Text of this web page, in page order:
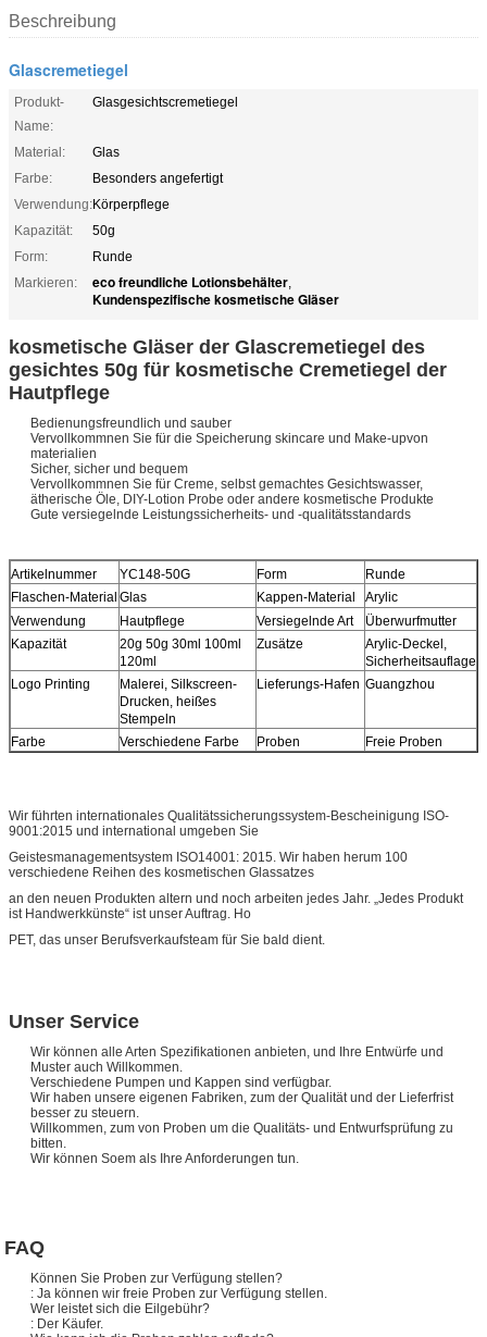
Beschreibung
Glascremetiegel
Produkt-
Name:
Glasgesichtscremetiegel
Material:
Glas
Farbe:
Besonders angefertigt
Verwendung:Körperpflege
Kapazität:
50g
Form:
Runde
Markieren:
eco freundliche Lotionsbehälter,
Kundenspezifische kosmetische Gläser
kosmetische Gläser der Glascremetiegel des
gesichtes 50g für kosmetische Cremetiegel der
Hautpflege
Bedienungsfreundlich und sauber
Vervollkommnen Sie für die Speicherung skincare und Make-upvon
materialien
Sicher, sicher und bequem
Vervollkommnen Sie für Creme, selbst gemachtes Gesichtswasser,
ätherische Öle, DIY-Lotion Probe oder andere kosmetische Produkte
Gute versiegelnde Leistungssicherheits- und -qualitätsstandards
Artikelnummer YC148-50G Form
Runde
Flaschen-Material Glas Kappen-Material
Arylic
Verwendung
Hautpflege Versiegelnde Art
Überwurfmutter
Kapazität
20g 50g 30ml 100ml
120ml
Zusätze
Arylic-Deckel,
Sicherheitsauflage
Logo Printing
Malerei, Silkscreen-
Drucken, heißes
Stempeln
Lieferungs-Hafen Guangzhou
Farbe Verschiedene Farbe Proben Freie Proben
Wir führten internationales Qualitätssicherungssystem-Bescheinigung ISO-
9001:2015 und international umgeben Sie
Geistesmanagementsystem ISO14001: 2015. Wir haben herum 100
verschiedene Reihen des kosmetischen Glassatzes
an den neuen Produkten altern und noch arbeiten jedes Jahr. „Jedes Produkt
ist Handwerkkünste“ ist unser Auftrag. Ho
PET, das unser Berufsverkaufsteam für Sie bald dient.
Unser Service
Wir können alle Arten Spezifikationen anbieten, und Ihre Entwürfe und
Muster auch Willkommen.
Verschiedene Pumpen und Kappen sind verfügbar.
Wir haben unsere eigenen Fabriken, zum der Qualität und der Lieferfrist
besser zu steuern.
Willkommen, zum von Proben um die Qualitäts- und Entwurfsprüfung zu
bitten.
Wir können Soem als Ihre Anforderungen tun.
FAQ
Können Sie Proben zur Verfügung stellen?
: Ja können wir freie Proben zur Verfügung stellen.
Wer leistet sich die Eilgebühr?
: Der Käufer.